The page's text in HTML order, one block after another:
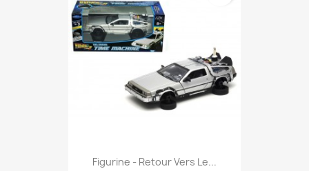
Figurine - Retour Vers Le...